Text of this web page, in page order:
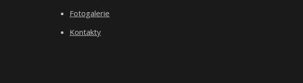
Fotogalerie
Kontakty